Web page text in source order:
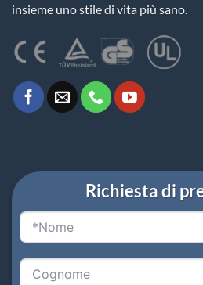
insieme uno stile di vita più sano.
Richiesta di